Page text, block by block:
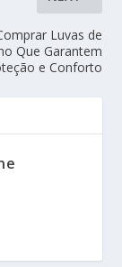
Luvas de
Que Garantem
e Conforto